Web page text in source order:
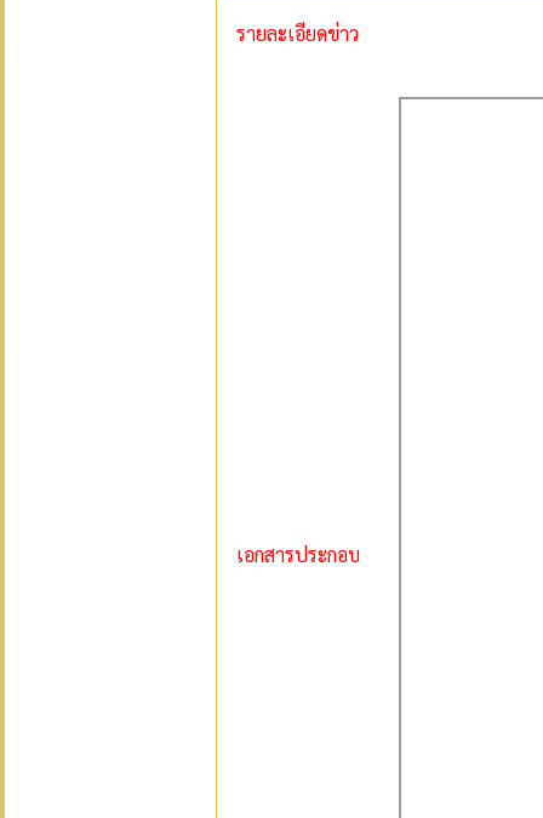
รายละเอียดข่าว
เอกสารประกอบ